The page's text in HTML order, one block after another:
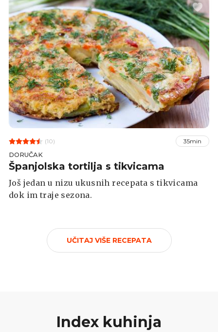
(10) 35min
DORUČAK
Španjolska tortilja s tikvicama
Još jedan u nizu ukusnih recepata s tikvicama
dok im traje sezona.
UČITAJ VIŠE RECEPATA
Index kuhinja